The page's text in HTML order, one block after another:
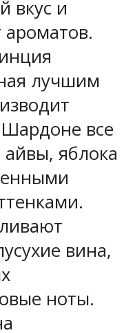
вкус и
ароматов.
лучшим
все
яблока
вина,
ноты.